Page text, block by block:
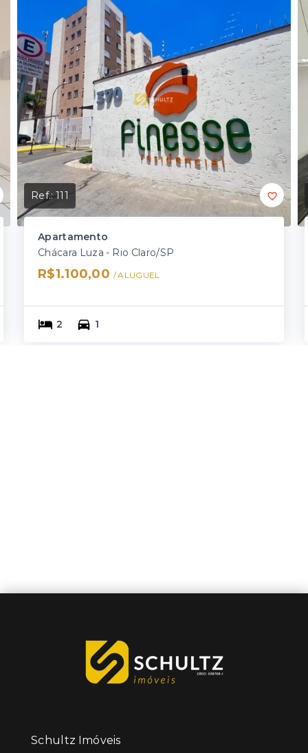
Ref.:111
Apartamento
Chácara Luza - Rio Claro/SP
R$1.100,00 / ALUGUEL
2 1
Schultz Imóveis